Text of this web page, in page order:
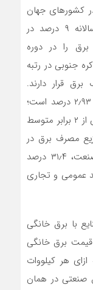
برق در کشورهای جهان
قرار دارد. کشور چین با متوسط رشد سالانه ۹ درصد در
را در دوره
کره جنوبی در رتبه
قرار دارند.
متوسط رشد سالانه مصرف برق در جهان ۲٫۹۳ درصد است؛
یعنی رشد سالانه مصرف برق در ایران بیش از ۲ برابر متوسط
مصرف برق در
کشور به صورت زیر است: ۳۶٫۳ درصد صنعت، ۳۱٫۴ درصد
درصد کشاورزی و ۱۸٫۲ درصد عمومی و تجاری
با برق خانگی
قیمت برق خانگی
یوان چین به ازای هر کیلووات
صنعتی در همان